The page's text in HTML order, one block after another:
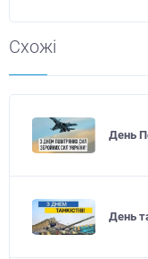
Схожі
День
День